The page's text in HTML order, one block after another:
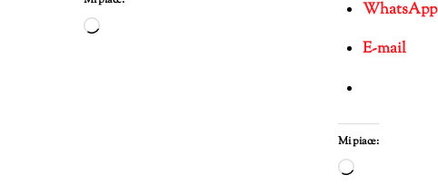
Caricamento
WhatsApp
E-mail
Mi piace:
Caricamento